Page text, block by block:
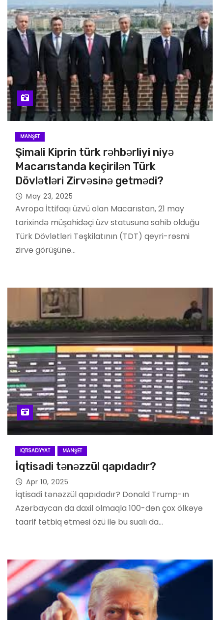
MANŞET
Şimali Kiprin türk rəhbərliyi niyə
Macarıstanda keçirilən Türk
Dövlətləri Zirvəsinə getmədi?
May 23, 2025
Avropa İttifaqı üzvü olan Macarıstan, 21 may
tarixində müşahidəçi üzv statusuna sahib olduğu
Türk Dövlətləri Təşkilatının (TDT) qeyri-rəsmi
zirvə görüşünə…
İQTISADIYYAT MANŞET
İqtisadi tənəzzül qapıdadır?
Apr 10, 2025
İqtisadi tənəzzül qapıdadır? Donald Trump-ın
Azərbaycan da daxil olmaqla 100-dən çox ölkəyə
taarif tətbiq etməsi özü ilə bu sualı da…